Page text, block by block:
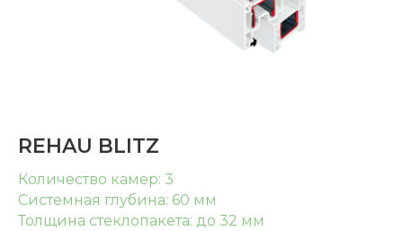
REHAU BLITZ
Количество камер: 3
Системная глубина: 60 мм
Толщина стеклопакета: до 32 мм